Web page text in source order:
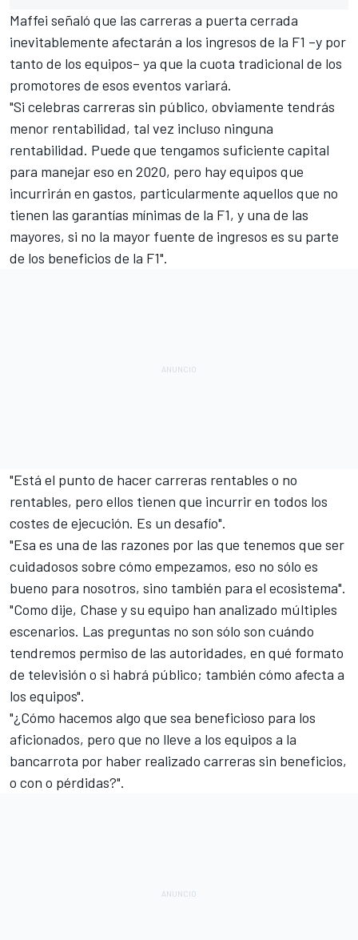
Maffei señaló que las carreras a puerta cerrada
inevitablemente afectarán a los ingresos de la F1 –y por
tanto de los equipos– ya que la cuota tradicional de los
promotores de esos eventos variará.
"Si celebras carreras sin público, obviamente tendrás
menor rentabilidad, tal vez incluso ninguna
rentabilidad. Puede que tengamos suficiente capital
para manejar eso en 2020, pero hay equipos que
incurrirán en gastos, particularmente aquellos que no
tienen las garantías mínimas de la F1, y una de las
mayores, si no la mayor fuente de ingresos es su parte
de los beneficios de la F1".
"Está el punto de hacer carreras rentables o no
rentables, pero ellos tienen que incurrir en todos los
costes de ejecución. Es un desafío".
"Esa es una de las razones por las que tenemos que ser
cuidadosos sobre cómo empezamos, eso no sólo es
bueno para nosotros, sino también para el ecosistema".
"Como dije, Chase y su equipo han analizado múltiples
escenarios. Las preguntas no son sólo son cuándo
tendremos permiso de las autoridades, en qué formato
de televisión o si habrá público; también cómo afecta a
los equipos".
"¿Cómo hacemos algo que sea beneficioso para los
aficionados, pero que no lleve a los equipos a la
bancarrota por haber realizado carreras sin beneficios,
o con o pérdidas?".